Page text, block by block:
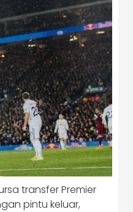
transfer Premier
pintu keluar,